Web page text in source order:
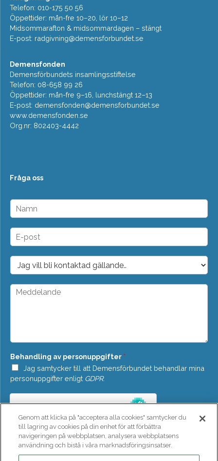
Telefon: 010-175 50 56
Öppettider: mån-fre 10–20, lör 10–12
Midsommarafton & midsommardagen – stängt
E-post: radgivning@demensforbundet.se
Demensfonden
Demensförbundets insamlingsstiftelse
Telefon: 08-658 99 26
Öppettider: mån-fre 9–16, lunchstängt 12–13
E-post: demensfonden@demensforbundet.se
www.demensfonden.se
Org.nr: 802403-4442
Fråga oss
N
m
n
E
p
o
t
*
D
o
p
M
a
d
e
*
Behandling av personuppgifter *
Jag samtycker till att Demensförbundet behandlar mina
personuppgifter enligt GDPR.
SKICKA
Genom att klicka på "acceptera alla cookies" samtycker du
till lagring av cookies på din enhet för att förbättra
navigeringen på webbplatsen, analysera webbplatsens
användning och bistå i våra marknadsföringsinsatser.